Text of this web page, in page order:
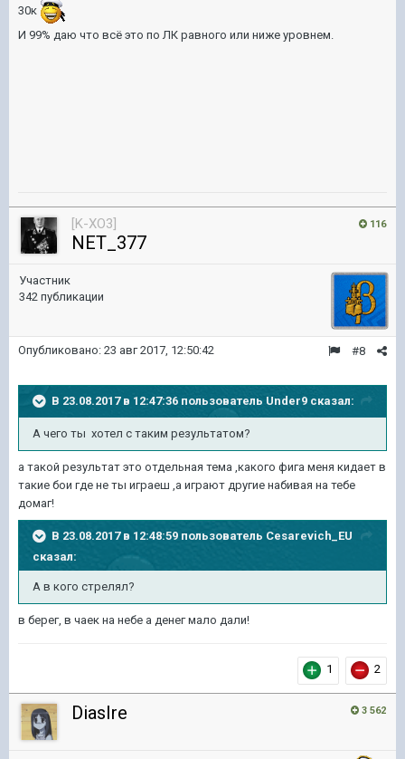
30к
И 99% даю что всё это по ЛК равного или ниже уровнем.
116
[K-XO3]
NET_377
Участник
342 публикации
#8
Опубликовано: 23 авг 2017, 12:50:42
В 23.08.2017 в 12:47:36 пользователь Under9 сказал:
А чего ты хотел с таким результатом?
а такой результат это отдельная тема ,какого фига меня кидает в
такие бои где не ты играеш ,а играют другие набивая на тебе
домаг!
В 23.08.2017 в 12:48:59 пользователь Cesarevich_EU
сказал:
А в кого стрелял?
в берег, в чаек на небе а денег мало дали!
1 2
3 562
DiasIre